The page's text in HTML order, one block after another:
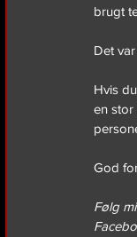
brugt
Det
Hvis
en
God
Følg